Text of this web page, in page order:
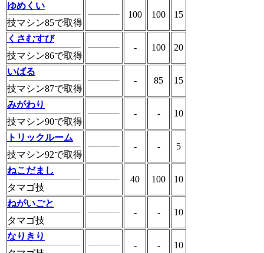
ゆめくい
技マシン85で取得
100 100 15
くさむすび
技マシン86で取得
- 100 20
いばる
技マシン87で取得
- 85 15
みがわり
技マシン90で取得
- - 10
トリックルーム
技マシン92で取得
- - 5
ねこだまし
タマゴ技
40 100 10
ねがいごと
タマゴ技
- - 10
なりきり
- - 10